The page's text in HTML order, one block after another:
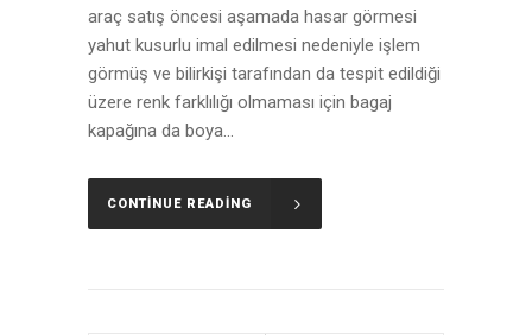
araç satış öncesi aşamada hasar görmesi
yahut kusurlu imal edilmesi nedeniyle işlem
görmüş ve bilirkişi tarafından da tespit edildiği
üzere renk farklılığı olmaması için bagaj
kapağına da boya...
CONTINUE READING